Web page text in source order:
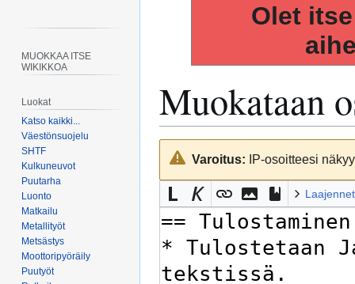
Olet
Muokataan
Siirry
navigaatioon
Siirry
hakuunVaroitus: IP-osoitteesi
MUOKKAA ITSE
WIKIKKOA
Luokat
Katso kaikki...
Väestönsuojelu
SHTF
Kulkuneuvot
Puutarha
Luonto
Matkailu
Metallityöt
Metsästys
Moottoripyöräily
Puutyöt